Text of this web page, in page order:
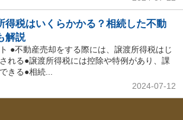
得税はいくらかかる？相続した不動
解説
●不動産売却をする際には、譲渡所得税はじ
れる●譲渡所得税には控除や特例があり、課
きる●相続...
2024-07-12